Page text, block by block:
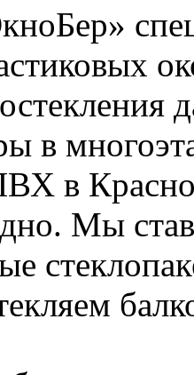
в
в
Мы